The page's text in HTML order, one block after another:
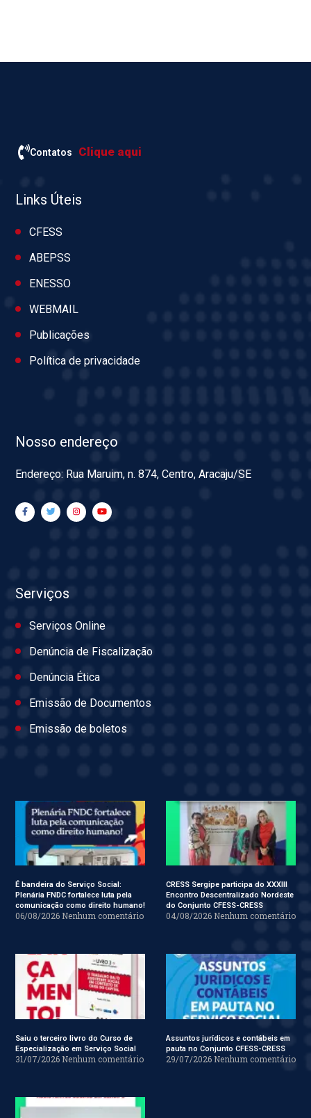
Contatos Clique aqui
Links Úteis
CFESS
ABEPSS
ENESSO
WEBMAIL
Publicações
Política de privacidade
Nosso endereço
Endereço: Rua Maruim, n. 874, Centro, Aracaju/SE
Serviços
Serviços Online
Denúncia de Fiscalização
Denúncia Ética
Emissão de Documentos
Emissão de boletos
É bandeira do Serviço Social:
Plenária FNDC fortalece luta pela
comunicação como direito humano!
06/08/2026 Nenhum comentário
CRESS Sergipe participa do XXXIII
Encontro Descentralizado Nordeste
do Conjunto CFESS-CRESS
04/08/2026 Nenhum comentário
Saiu o terceiro livro do Curso de
Especialização em Serviço Social
31/07/2026 Nenhum comentário
Assuntos jurídicos e contábeis em
pauta no Conjunto CFESS-CRESS
29/07/2026 Nenhum comentário